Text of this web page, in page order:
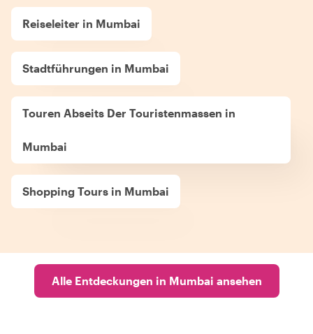
Reiseleiter in Mumbai
Stadtführungen in Mumbai
Touren Abseits Der Touristenmassen in
Mumbai
Shopping Tours in Mumbai
Alle Entdeckungen in Mumbai ansehen